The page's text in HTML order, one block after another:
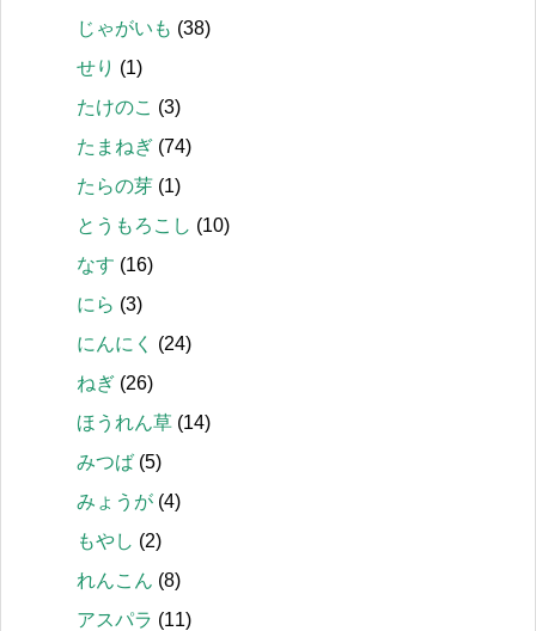
じゃがいも (38)
せり (1)
たけのこ (3)
たまねぎ (74)
たらの芽 (1)
とうもろこし (10)
なす (16)
にら (3)
にんにく
(24)
ねぎ (26)
ほうれん草 (14)
みつば (5)
みょうが (4)
もやし (2)
れんこん (8)
アスパラ (11)